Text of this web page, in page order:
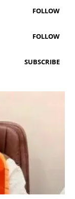
FOLLOW
FOLLOW
SUBSCRIBE